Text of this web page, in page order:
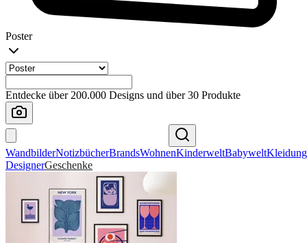
Poster
Entdecke über 200.000 Designs und über 30 Produkte
WandbilderNotizbücherBrandsWohnenKinderweltBabyweltKleidung
DesignerGeschenke